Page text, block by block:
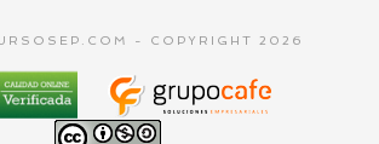
- COPYRIGHT 2026